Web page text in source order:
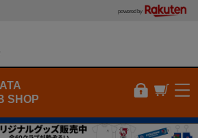
powered by
SHOP